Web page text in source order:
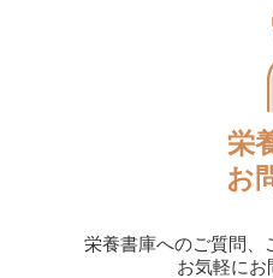
栄
お
栄養書庫へのご質問、
お気軽にお